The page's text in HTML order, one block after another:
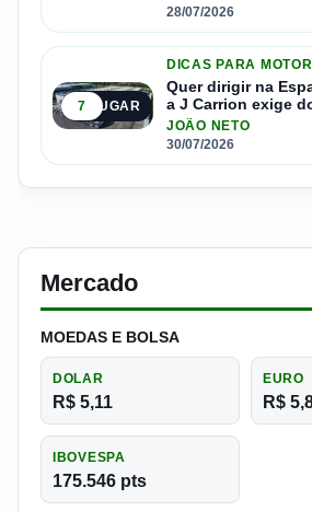
28/07/2026
5º LUGAR
7
DICAS PARA
Quer dirigir na
a J Carrion exige
JOÃO NETO
30/07/2026
Mercado
MOEDAS E BOLSA
DOLAR
R$ 5,11
EURO
R$
IBOVESPA
175.546 pts